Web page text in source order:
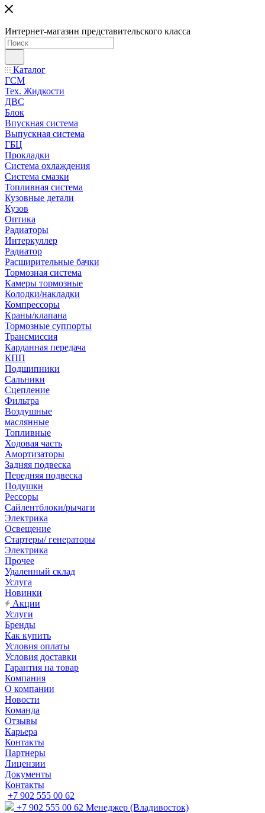
Интернет-магазин представительского класса
Каталог
ГСМ
Тех. Жидкости
ДВС
Блок
Впускная система
Выпускная система
ГБЦ
Прокладки
Система охлаждения
Система смазки
Топливная система
Кузовные детали
Кузов
Оптика
Радиаторы
Интеркуллер
Радиатор
Расширительные бачки
Тормозная система
Камеры тормозные
Колодки/накладки
Компрессоры
Краны/клапана
Тормозные суппорты
Трансмиссия
Карданная передача
КПП
Подшипники
Сальники
Сцепление
Фильтра
Воздушные
маслянные
Топливные
Ходовая часть
Амортизаторы
Задняя подвеска
Передняя подвеска
Подушки
Рессоры
Сайлентблоки/рычаги
Электрика
Освещение
Стартеры/ генераторы
Электрика
Прочее
Удаленный склад
Услуга
Новинки
Акции
Услуги
Бренды
Как купить
Условия оплаты
Условия доставки
Гарантия на товар
Компания
О компании
Новости
Команда
Отзывы
Карьера
Контакты
Партнеры
Лицензии
Документы
Контакты
+7 902 555 00 62
+7 902 555 00 62 Менеджер (Владивосток)